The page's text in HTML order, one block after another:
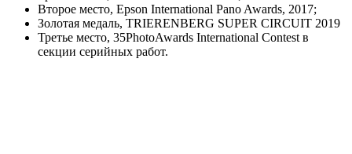
Второе место, Epson International Pano Awards, 2017;
Золотая медаль, TRIERENBERG SUPER CIRCUIT 2019
Третье место, 35PhotoAwards International Contest в
секции серийных работ.